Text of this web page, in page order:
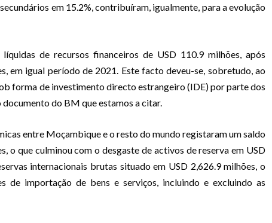
em 15.2%, contribuíram, igualmente, para a evolução
de recursos financeiros de USD 110.9 milhões, após
em igual período de 2021. Este facto deveu-se, sobretudo, ao
forma de investimento directo estrangeiro (IDE) por parte dos
documento do BM que estamos a citar.
entre Moçambique e o resto do mundo registaram um saldo
o que culminou com o desgaste de activos de reserva em USD
internacionais brutas situado em USD 2,626.9 milhões, o
de importação de bens e serviços, incluindo e excluindo as